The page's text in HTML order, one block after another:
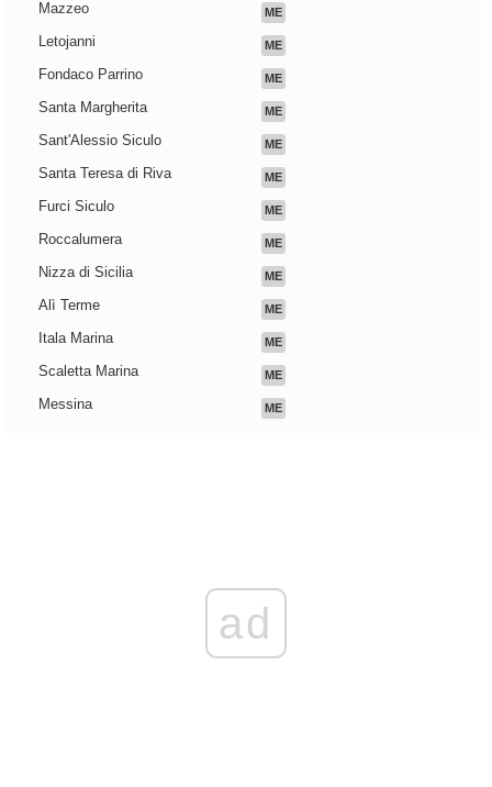
Mazzeo ME
Letojanni ME
Fondaco Parrino ME
Santa Margherita ME
Sant'Alessio Siculo ME
Santa Teresa di Riva ME
Furci Siculo ME
Roccalumera ME
Nizza di Sicilia ME
Alì Terme ME
Itala Marina ME
Scaletta Marina ME
Messina ME
ad